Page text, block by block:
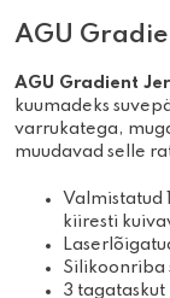
AGU
AGU Gradient
kuumadeks
varrukatega,
muudavad selle
Valmistatud
kiiresti
Silikoonriba
3 tagataskut